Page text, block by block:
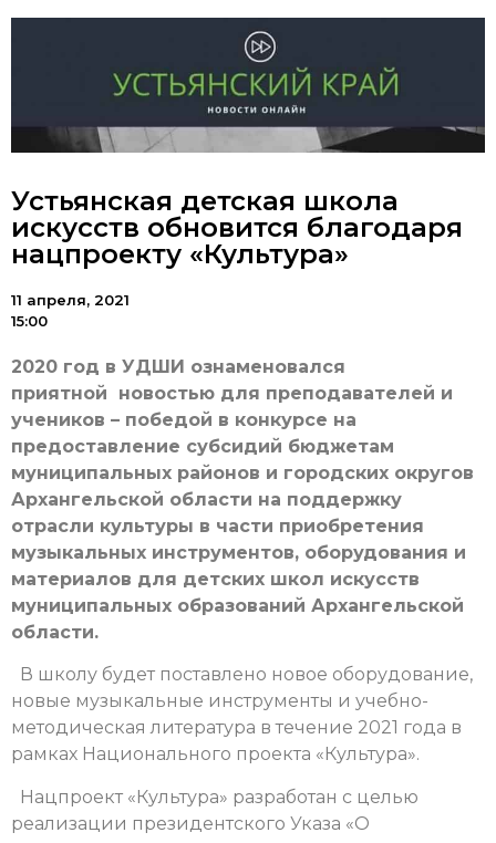
Устьянская детская школа
искусств обновится благодаря
нацпроекту «Культура»
11 апреля, 2021
15:00
2020 год в УДШИ ознаменовался
приятной новостью для преподавателей и
учеников – победой в конкурсе на
предоставление субсидий бюджетам
муниципальных районов и городских округов
Архангельской области на поддержку
отрасли культуры в части приобретения
музыкальных инструментов, оборудования и
материалов для детских школ искусств
муниципальных образований Архангельской
области.
В школу будет поставлено новое оборудование,
новые музыкальные инструменты и учебно-
методическая литература в течение 2021 года в
рамках Национального проекта «Культура».
Нацпроект «Культура» разработан с целью
реализации президентского Указа «О